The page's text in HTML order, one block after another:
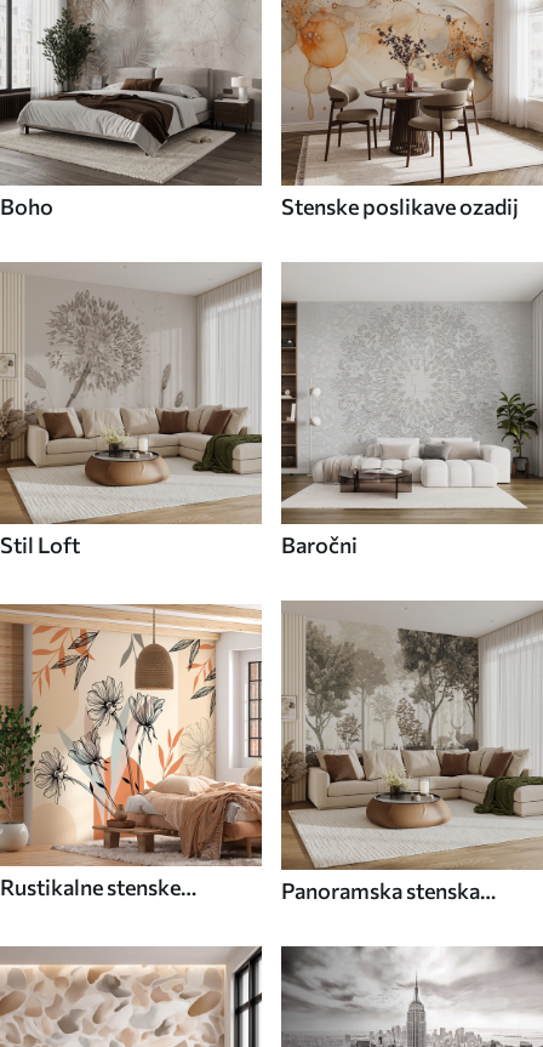
Boho Stenske poslikave ozadij
Stil Loft Baročni
Rustikalne stenske
Panoramska stenska